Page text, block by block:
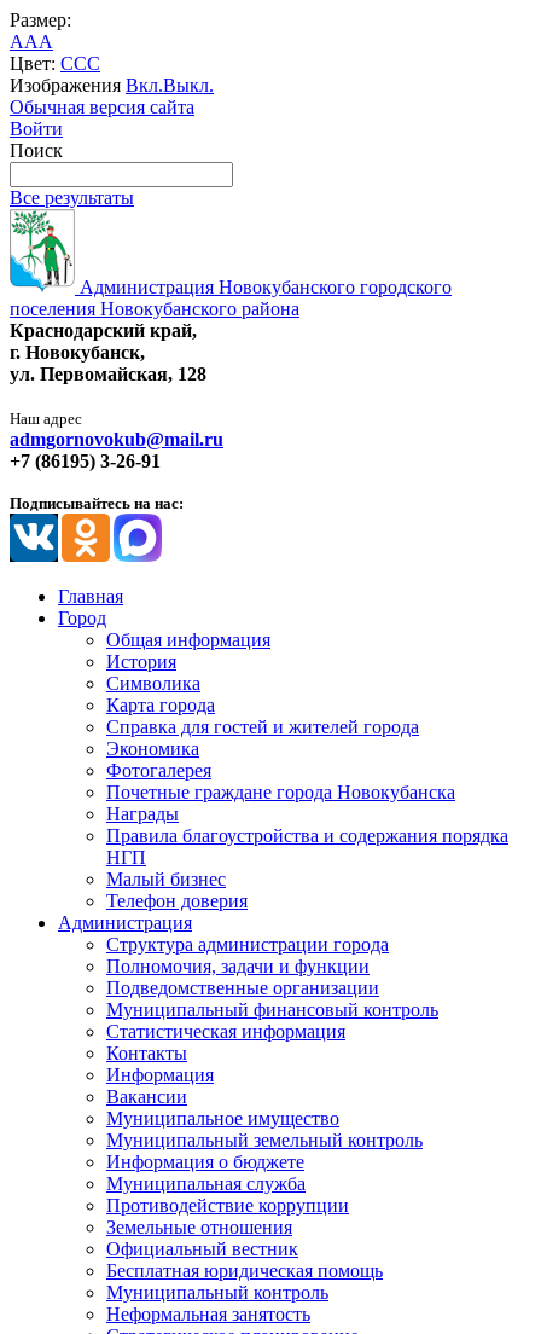
Размер:
AAA
Цвет: CCC
Изображения Вкл.Выкл.
Обычная версия сайта
Войти
Поиск
Все результаты
Администрация Новокубанского городского
поселения Новокубанского района
Краснодарский край,
г. Новокубанск,
ул. Первомайская, 128
Наш адрес
admgornovokub@mail.ru
+7 (86195) 3-26-91
Подписывайтесь на нас:
Главная
Город
Общая информация
История
Символика
Карта города
Справка для гостей и жителей города
Экономика
Фотогалерея
Почетные граждане города Новокубанска
Награды
Правила благоустройства и содержания порядка
НГП
Малый бизнес
Телефон доверия
Администрация
Структура администрации города
Полномочия, задачи и функции
Подведомственные организации
Муниципальный финансовый контроль
Статистическая информация
Контакты
Информация
Вакансии
Муниципальное имущество
Муниципальный земельный контроль
Информация о бюджете
Муниципальная служба
Противодействие коррупции
Земельные отношения
Официальный вестник
Бесплатная юридическая помощь
Муниципальный контроль
Неформальная занятость